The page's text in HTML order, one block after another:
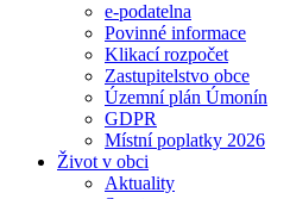
e-podatelna
Povinné informace
Klikací rozpočet
Zastupitelstvo obce
Územní plán Úmonín
GDPR
Místní poplatky 2026
Život v obci
Aktuality